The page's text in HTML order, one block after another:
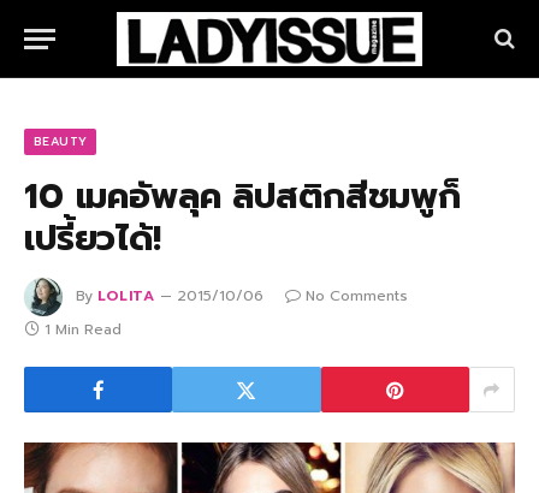
BEAUTY
10 เมคอัพลุค ลิปสติกสีชมพูก็
เปรี้ยวได้!
By LOLITA 2015/10/06
No Comments
1 Min Read